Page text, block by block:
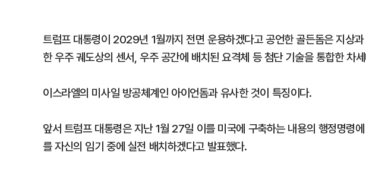
트럼프 대통령이 2029년 1월까지 전면 운용하겠다고 공언한 골든돔은 지상
한 우주 궤도상의 센서, 우주 공간에 배치된 요격체 등 첨단 기술을 통합한 차
이스라엘의 미사일 방공체계인 아이언돔과 유사한 것이 특징이다.
앞서 트럼프 대통령은 지난 1월 27일 이를 미국에 구축하는 내용의 행정명령
를 자신의 임기 중에 실전 배치하겠다고 발표했다.